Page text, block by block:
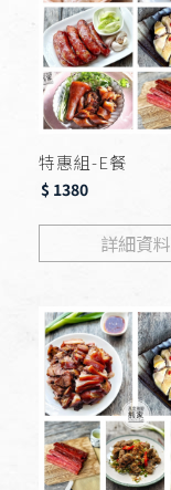
特惠組-E餐
$ 1380
詳細資料